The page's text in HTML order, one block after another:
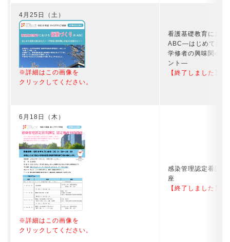
4月25日（土）
※詳細はこの画像を
クリックしてください。
看護基礎教育にお
ABC―はじめて授業
学修者の興味関心
ント―
【終了しました】
6月18日（木）
※詳細はこの画像を
クリックしてください。
感染管理認定看護
座
【終了しました】